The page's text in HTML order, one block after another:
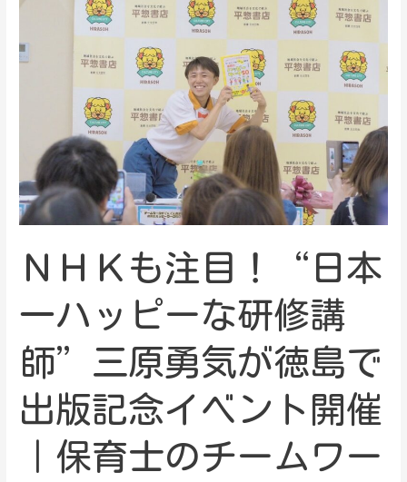
ＮＨＫも注目！“日本
一ハッピーな研修講
師”三原勇気が徳島で
出版記念イベント開催
｜保育士のチームワー